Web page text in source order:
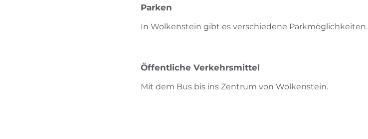
Parken
In Wolkenstein gibt es verschiedene Parkmöglichkeiten.
Öffentliche Verkehrsmittel
Mit dem Bus bis ins Zentrum von Wolkenstein.